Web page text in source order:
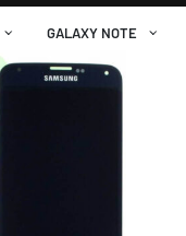
GALAXY NOTE
HUAWEI SERIA P